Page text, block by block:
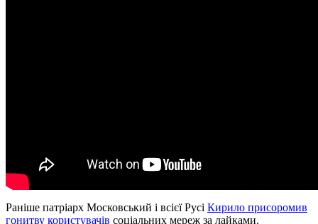
Раніше патріарх Московський і всієї Русі Кирило присоромив
гонитву користувачів соціальних мереж за лайками.